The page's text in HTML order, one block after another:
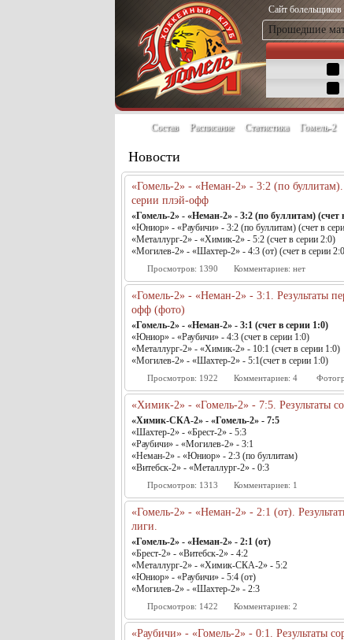
Сайт болельщиков
Прошедшие
Состав Расписание Статистика Гомель-2
Новости
«Гомель-2» - «Неман-2» - 3:2 (по
серии плэй-офф
«Гомель-2» - «Неман-2» - 3:2 (по буллитам) (счет
«Юниор» - «Раубичи» - 3:2 (по буллитам) (счет в
«Металлург-2» - «Химик-2» - 5:2 (счет в серии 2:0)
«Могилев-2» - «Шахтер-2» - 4:3 (от) (счет в серии
Просмотров: 1390 Комментариев: нет
«Гомель-2» - «Неман-2» - 3:1. Результаты
офф (фото)
«Гомель-2» - «Неман-2» - 3:1 (счет в серии 1:0)
«Юниор» - «Раубичи» - 4:3 (счет в серии 1:0)
«Металлург-2» - «Химик-2» - 10:1 (счет в серии 1:0)
«Могилев-2» - «Шахтер-2» - 5:1(счет в серии 1:0)
Просмотров: 1922 Комментариев: 4
«Химик-2» - «Гомель-2» - 7:5. Результаты
«Химик-СКА-2» - «Гомель-2» - 7:5
«Шахтер-2» - «Брест-2» - 5:3
«Раубичи» - «Могилев-2» - 3:1
«Неман-2» - «Юниор» - 2:3 (по буллитам)
«Витебск-2» - «Металлург-2» - 0:3
Просмотров: 1313 Комментариев: 1
«Гомель-2» - «Неман-2» - 2:1 (от).
лиги.
«Гомель-2» - «Неман-2» - 2:1 (от)
«Брест-2» - «Витебск-2» - 4:2
«Металлург-2» - «Химик-СКА-2» - 5:2
«Юниор» - «Раубичи» - 5:4 (от)
«Могилев-2» - «Шахтер-2» - 2:3
Просмотров: 1422 Комментариев: 2
«Раубичи» - «Гомель-2» - 0:1. Результаты